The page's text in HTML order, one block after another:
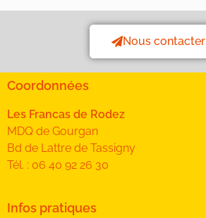
Nous contacter
Coordonnées
Les Francas de Rodez
MDQ de Gourgan
Bd de Lattre de Tassigny
Tél. : 06 40 92 26 30
Infos pratiques